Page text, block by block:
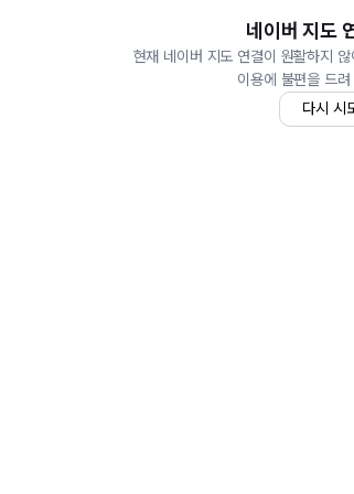
네이버 지도
현재 네이버 지도 연결이 원활하지
이용에 불편을 드
다시 시